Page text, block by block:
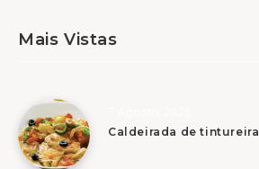
Mais Vistas
Caldeirada de tintureira